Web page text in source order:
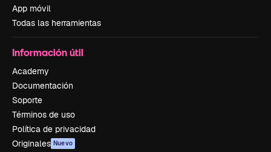
App móvil
Todas las herramientas
Información útil
Academy
Documentación
Soporte
Términos de uso
Política de privacidad
Originales Nuevo